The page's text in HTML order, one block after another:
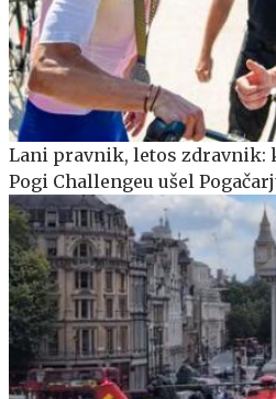
Lani pravnik, letos zdravnik:
Pogi Challengeu ušel